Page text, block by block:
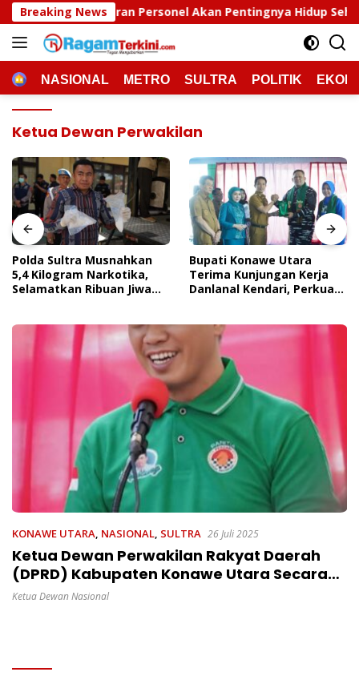
Langsung
ke
konten
Breaking News
Akan Pentingnya Hidup Sehat Polda Sultra
HOMENASIONAL METRO SULTRA POLITIK
Ketua Dewan Perwakilan
Polda Sultra Musnahkan
5,4 Kilogram Narkotika,
Selamatkan Ribuan Jiwa
Bupati Konawe Utara
Terima Kunjungan Kerja
Danlanal Kendari, Perkuat
KONAWE UTARA, NASIONAL, SULTRA 26 Juli 2025
Ketua Dewan Perwakilan Rakyat Daerah
(DPRD) Kabupaten Konawe Utara Secara
Resmi Membuka Turnamen Catur
Ketua Dewan Nasional